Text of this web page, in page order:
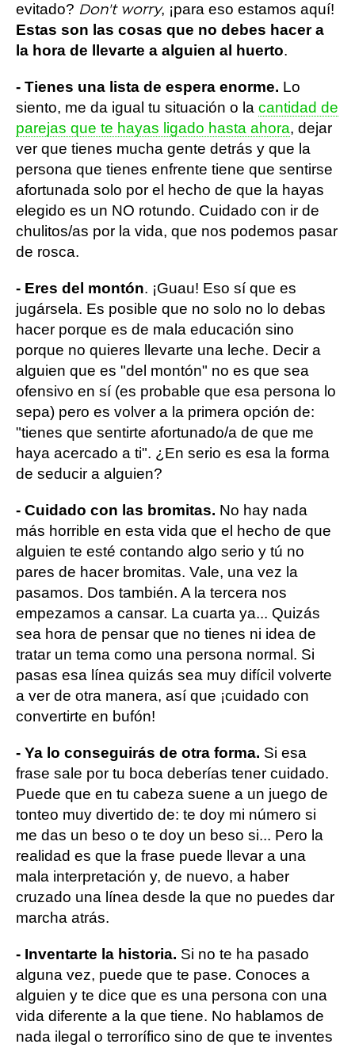
evitado? Don't worry, ¡para eso estamos aquí!
Estas son las cosas que no debes hacer a
la hora de llevarte a alguien al huerto.
- Tienes una lista de espera enorme. Lo
siento, me da igual tu situación o la cantidad de
parejas que te hayas ligado hasta ahora, dejar
ver que tienes mucha gente detrás y que la
persona que tienes enfrente tiene que sentirse
afortunada solo por el hecho de que la hayas
elegido es un NO rotundo. Cuidado con ir de
chulitos/as por la vida, que nos podemos pasar
de rosca.
- Eres del montón. ¡Guau! Eso sí que es
jugársela. Es posible que no solo no lo debas
hacer porque es de mala educación sino
porque no quieres llevarte una leche. Decir a
alguien que es "del montón" no es que sea
ofensivo en sí (es probable que esa persona lo
sepa) pero es volver a la primera opción de:
"tienes que sentirte afortunado/a de que me
haya acercado a ti". ¿En serio es esa la forma
de seducir a alguien?
- Cuidado con las bromitas. No hay nada
más horrible en esta vida que el hecho de que
alguien te esté contando algo serio y tú no
pares de hacer bromitas. Vale, una vez la
pasamos. Dos también. A la tercera nos
empezamos a cansar. La cuarta ya... Quizás
sea hora de pensar que no tienes ni idea de
tratar un tema como una persona normal. Si
pasas esa línea quizás sea muy difícil volverte
a ver de otra manera, así que ¡cuidado con
convertirte en bufón!
- Ya lo conseguirás de otra forma. Si esa
frase sale por tu boca deberías tener cuidado.
Puede que en tu cabeza suene a un juego de
tonteo muy divertido de: te doy mi número si
me das un beso o te doy un beso si... Pero la
realidad es que la frase puede llevar a una
mala interpretación y, de nuevo, a haber
cruzado una línea desde la que no puedes dar
marcha atrás.
- Inventarte la historia. Si no te ha pasado
alguna vez, puede que te pase. Conoces a
alguien y te dice que es una persona con una
vida diferente a la que tiene. No hablamos de
nada ilegal o terrorífico sino de que te inventes